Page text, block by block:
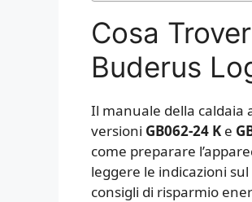
Cosa
Buderus
Il manuale della caldaia
versioni GB062-24 K e
come preparare
leggere le indicazioni
consigli di risparmio